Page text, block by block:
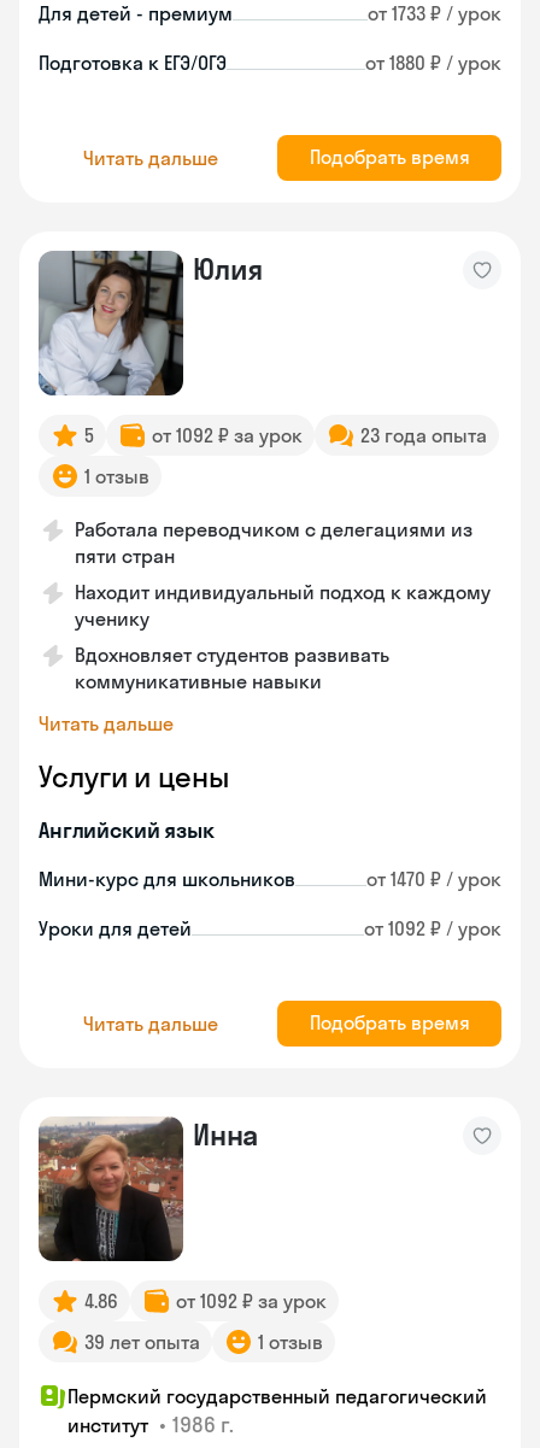
Для детей - премиум от 1733 ₽ / урок
Подготовка к ЕГЭ/ОГЭ от 1880 ₽ / урок
Читать дальше Подобрать время
Юлия
5 от 1092 ₽ за урок
23 года опыта
1 отзыв
Работала переводчиком с делегациями из
пяти стран
Находит индивидуальный подход к каждому
ученику
Вдохновляет студентов развивать
коммуникативные навыки
Читать дальше
Услуги и цены
Английский язык
Мини-курс для школьников от 1470 ₽ / урок
Уроки для детей от 1092 ₽ / урок
Читать дальше Подобрать время
Инна
4.86
от 1092 ₽ за урок
39 лет опыта
1 отзыв
Пермский государственный педагогический
институт • 1986 г.